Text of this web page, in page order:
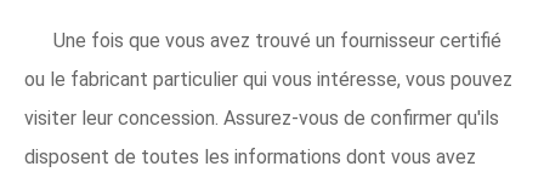
Une fois que vous avez trouvé un fournisseur certifié
ou le fabricant particulier qui vous intéresse, vous pouvez
visiter leur concession. Assurez-vous de confirmer qu'ils
disposent de toutes les informations dont vous avez